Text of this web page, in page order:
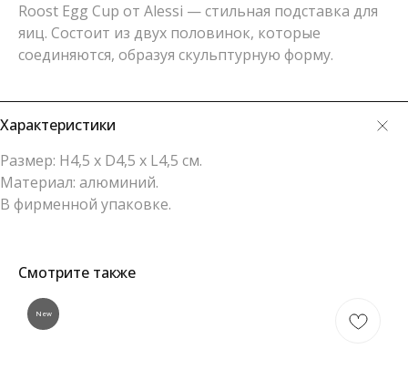
Roost Egg Cup от Alessi — стильная подставка для
яиц. Состоит из двух половинок, которые
соединяются, образуя скульптурную форму.
Характеристики
Размер: H4,5 х D4,5 х L4,5 см.
Материал: алюминий.
В фирменной упаковке.
Смотрите также
New